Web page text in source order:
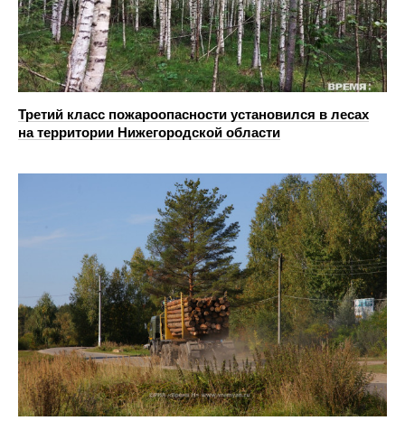
Третий класс пожароопасности установился в лесах
на территории Нижегородской области